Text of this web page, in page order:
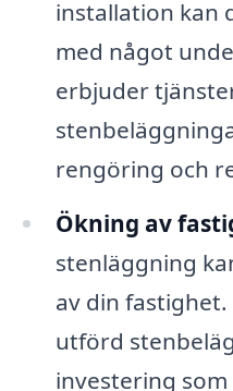
installation kan
med något
erbjuder
rengöring och
Ökning av
stenläggning
av din
utförd
investering